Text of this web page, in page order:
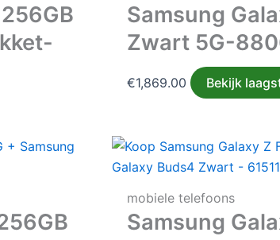
Samsung
Zwart 5G-
€1,869.00 Bekijk
mobiele telefoons
Samsung